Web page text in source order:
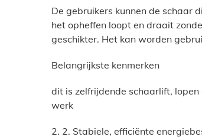
De gebruikers kunnen de schaar
het opheffen loopt en draait
geschikter. Het kan worden
Belangrijkste kenmerken
dit is zelfrijdende schaarlift,
werk
2. 2. Stabiele, efficiënte